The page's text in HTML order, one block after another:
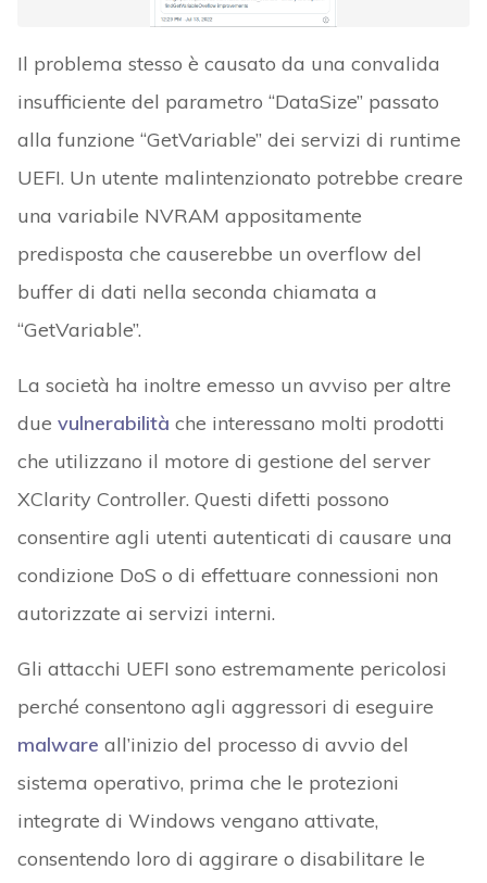
Il problema stesso è causato da una convalida
insufficiente del parametro “DataSize” passato
alla funzione “GetVariable” dei servizi di runtime
UEFI. Un utente malintenzionato potrebbe creare
una variabile NVRAM appositamente
predisposta che causerebbe un overflow del
buffer di dati nella seconda chiamata a
“GetVariable”.
La società ha inoltre emesso un avviso per altre
due vulnerabilità che interessano molti prodotti
che utilizzano il motore di gestione del server
XClarity Controller. Questi difetti possono
consentire agli utenti autenticati di causare una
condizione DoS o di effettuare connessioni non
autorizzate ai servizi interni.
Gli attacchi UEFI sono estremamente pericolosi
perché consentono agli aggressori di eseguire
malware all’inizio del processo di avvio del
sistema operativo, prima che le protezioni
integrate di Windows vengano attivate,
consentendo loro di aggirare o disabilitare le